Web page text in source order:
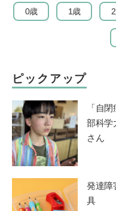
0歳 1歳
ピックアップ
「自
部科学
さん
発達障
具